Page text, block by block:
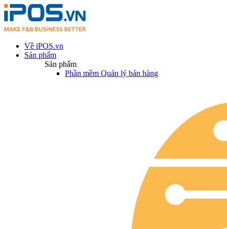
Về iPOS.vn
Sản phẩm
Sản phẩm
Phần mềm Quản lý bán hàng